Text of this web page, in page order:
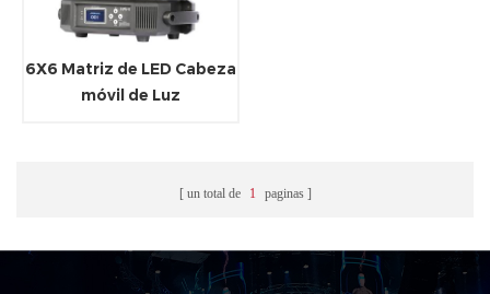
6X6 Matriz de LED Cabeza
móvil de Luz
un total de 1 paginas